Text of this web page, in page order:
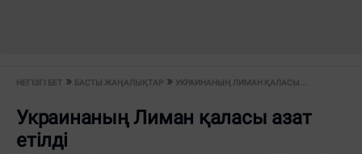
НЕГІЗГІ БЕТ БАСТЫ ЖАҢАЛЫҚТАР УКРАИНАНЫҢ ЛИМАН ҚАЛАСЫ...
Украинаның Лиман қаласы азат
етілді